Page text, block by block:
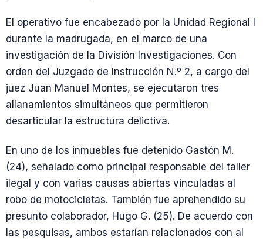
El operativo fue encabezado por la Unidad Regional I
durante la madrugada, en el marco de una
investigación de la División Investigaciones. Con
orden del Juzgado de Instrucción N.º 2, a cargo del
juez Juan Manuel Montes, se ejecutaron tres
allanamientos simultáneos que permitieron
desarticular la estructura delictiva.
En uno de los inmuebles fue detenido Gastón M.
(24), señalado como principal responsable del taller
ilegal y con varias causas abiertas vinculadas al
robo de motocicletas. También fue aprehendido su
presunto colaborador, Hugo G. (25). De acuerdo con
las pesquisas, ambos estarían relacionados con al